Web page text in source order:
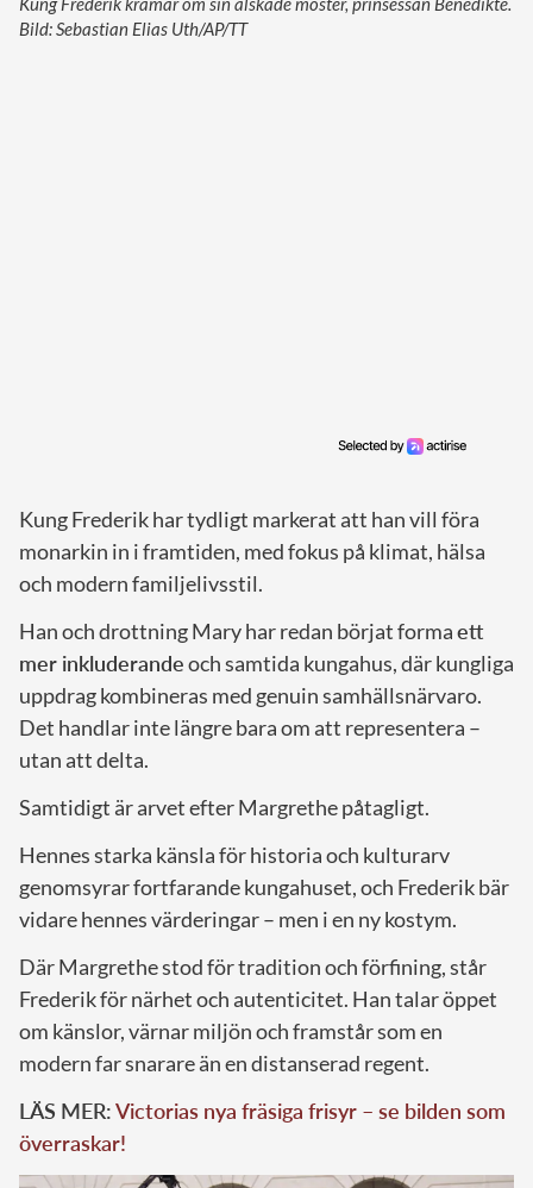
Bild: Sebastian Elias Uth/AP/TT
Kung Frederik har tydligt markerat att han vill föra
monarkin in i framtiden, med fokus på klimat, hälsa
och modern familjelivsstil.
Han och drottning Mary har redan börjat formaett
mer inkluderandeoch samtida kungahus, där kungliga
uppdrag kombineras med genuin samhällsnärvaro.
Det handlar inte längre bara om att representera –
utan att delta.
Samtidigt är arvet efter Margrethe påtagligt.
Hennes starka känsla för historia och kulturarv
genomsyrar fortfarande kungahuset, och Frederik bär
vidare hennes värderingar – men i en ny kostym.
Där Margrethe stod för tradition och förfining, står
Frederik för närhet och autenticitet. Han talar öppet
om känslor, värnar miljön och framstår som en
modern far snarare än en distanserad regent.
LÄS MER:Victorias nya fräsiga frisyr – se bilden som
överraskar!